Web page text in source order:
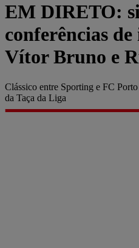
EM DIRETO:
conferências
Vítor Bruno e
Clássico entre Sporting e FC
da Taça da Liga